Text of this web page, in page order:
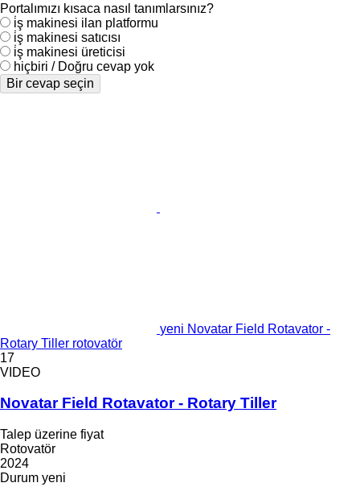
Portalımızı kısaca nasıl tanımlarsınız?
i̇ş makinesi ilan platformu
i̇ş makinesi satıcısı
i̇ş makinesi üreticisi
hiçbiri / Doğru cevap yok
Bir cevap seçin
yeni Novatar Field Rotavator -
Rotary Tiller rotovatör
17
VIDEO
Novatar Field Rotavator - Rotary Tiller
Talep üzerine fiyat
Rotovatör
2024
Durum yeni